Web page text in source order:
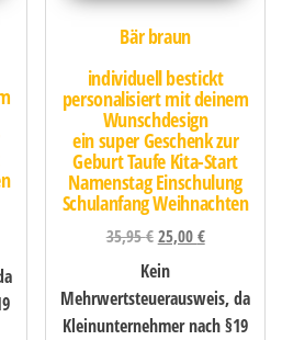
Bär braun
individuell bestickt
personalisiert mit deinem
Wunschdesign
ein super Geschenk zur
Geburt Taufe Kita-Start
Namenstag Einschulung
Schulanfang Weihnachten
35,95€ 25,00€
Kein
Mehrwertsteuerausweis, da
Kleinunternehmer nach §19